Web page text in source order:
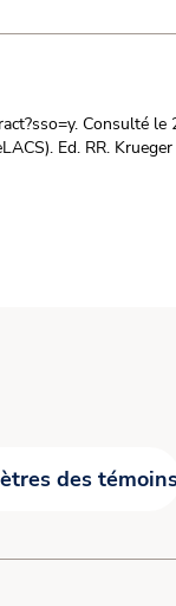
Consulté le
Ed. RR.
des